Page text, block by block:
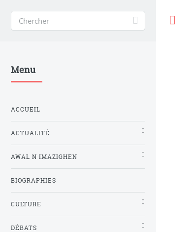
Menu
ACCUEIL
ACTUALITÉ
AWAL N IMAZIGHEN
BIOGRAPHIES
CULTURE
DÉBATS